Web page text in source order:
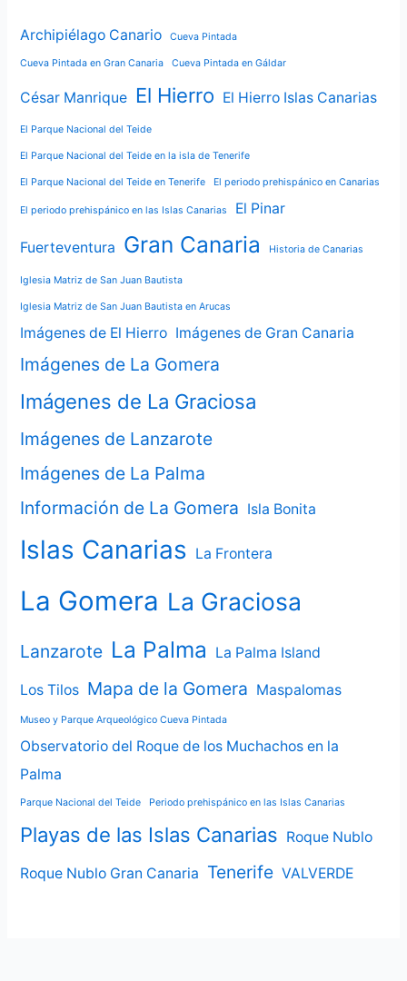
Archipiélago Canario Cueva Pintada
Cueva Pintada en Gran Canaria Cueva Pintada en Gáldar
César Manrique El Hierro El Hierro Islas Canarias
El Parque Nacional del Teide
El Parque Nacional del Teide en la isla de Tenerife
El Parque Nacional del Teide en Tenerife El periodo prehispánico en Canarias
El periodo prehispánico en las Islas Canarias El Pinar
Fuerteventura Gran Canaria Historia de Canarias
Iglesia Matriz de San Juan Bautista
Iglesia Matriz de San Juan Bautista en Arucas
Imágenes de El Hierro Imágenes de Gran Canaria
Imágenes de La Gomera
Imágenes de La Graciosa
Imágenes de Lanzarote
Imágenes de La Palma
Información de La Gomera Isla Bonita
Islas Canarias La Frontera
La Gomera La Graciosa
Lanzarote La Palma La Palma Island
Los Tilos Mapa de la Gomera Maspalomas
Museo y Parque Arqueológico Cueva Pintada
Observatorio del Roque de los Muchachos en la
Palma
Parque Nacional del Teide Periodo prehispánico en las Islas Canarias
Playas de las Islas Canarias Roque Nublo
Roque Nublo Gran Canaria Tenerife VALVERDE